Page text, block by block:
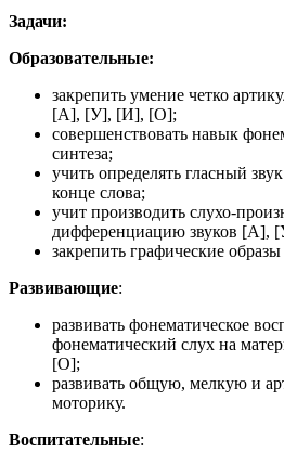
Задачи:
Образовательные:
закрепить умение четко
[А], [У], [И], [О];
совершенствовать навык
синтеза;
учить определять гласный
конце слова;
учит производить слухо-
дифференциацию звуков [А],
закрепить графические
Развивающие:
развивать фонематическое
фонематический слух на
[О];
развивать общую, мелкую и
моторику.
Воспитательные: